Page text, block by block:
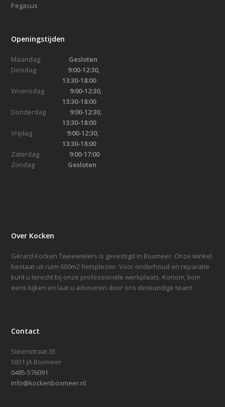
Pegasus
Openingstijden
Maandag Gesloten
Dinsdag 9:00-12:30,
13:30-18:00
Woensdag
9:00-12:30,
13:30-18:00
Donderdag 9:00-12:30,
13:30-18:00
Vrijdag 9:00-12:30,
13:30-18:00
Zaterdag 9:00-17:00
Zondag Gesloten
Over Kocken
Gérard Kocken Tweewielers is gevestigd in Boxmeer. Onze winkel
bestaat uit ruim 600m2 fietsplezier. Voor onderhoud en reparatie
kunt u terecht bij onze professionele werkplaats. Kortom, kom
eens kijken en laat u adviseren door ons deskundige team!
Contact
Steenstraat 35
5831 JA Boxmeer
0485-576091
info@kockenboxmeer.nl